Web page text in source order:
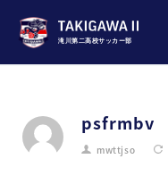
滝川第二高校サッカー部
psfrmbv
mwttjso